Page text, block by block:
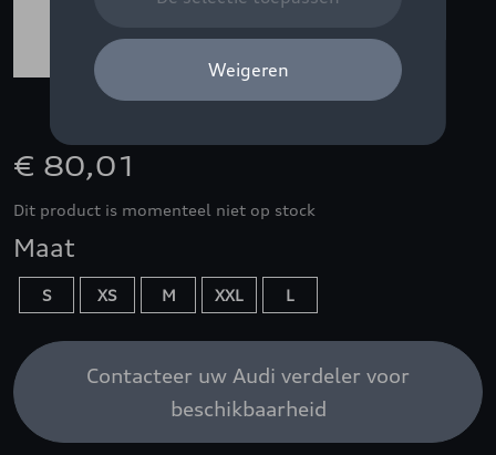
€ 80,01
Dit product is momenteel niet op stock
Maat
S XS M XXL L
Contacteer uw Audi verdeler voor
beschikbaarheid